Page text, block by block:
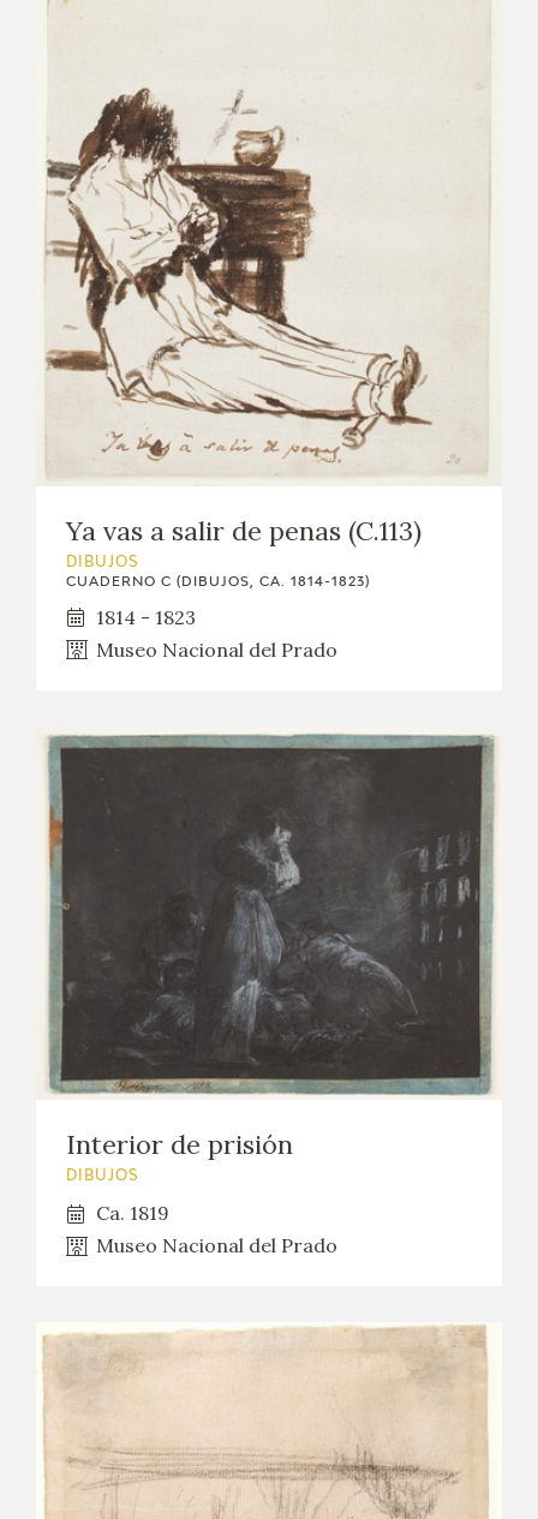
Ya vas a salir de penas (C.113)
DIBUJOS
CUADERNO C (DIBUJOS, CA. 1814-1823)
1814 - 1823
Museo Nacional del Prado
Interior de prisión
DIBUJOS
Ca. 1819
Museo Nacional del Prado